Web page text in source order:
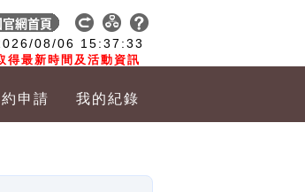
08/06 15:37:33
得最新時間及活動資訊
申請 我的紀錄